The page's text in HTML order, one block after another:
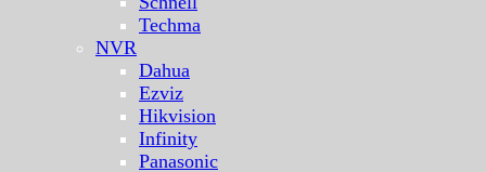
Techma
NVR
Dahua
Ezviz
Hikvision
Infinity
Panasonic